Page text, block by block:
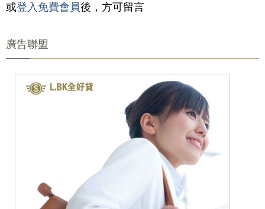
或登入免費會員後，方可留言
廣告聯盟